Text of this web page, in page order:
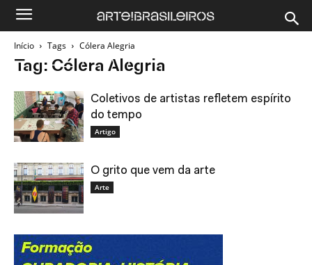
Início Tags Cólera Alegria
Tag: Cólera Alegria
Coletivos de artistas refletem espírito
do tempo
Artigo
O grito que vem da arte
Arte